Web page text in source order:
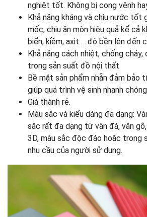
nghiệt tốt. Không bị cong vênh
Khả năng kháng và chịu nước tốt
mốc, chịu ăn mòn hiệu quả kể cả
biển, kiềm, axit ….độ bền lên đến
Khả năng cách nhiệt, chống
trong sản suất đồ nội thất
Bề mặt sản phẩm nhẵn đảm bảo
giúp quá trình vệ sinh nhanh
Giá thành rẻ.
Màu sắc và kiểu dáng đa dạng:
sắc rất đa dạng từ vân đá, vân
3D, màu sắc độc đáo hoặc trong
nhu cầu của người sử dụng.